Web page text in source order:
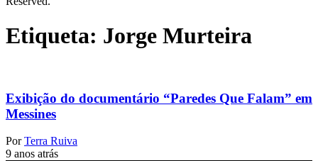
Etiqueta: Jorge Murteira
Exibição do documentário “Paredes Que Falam” em
Messines
Por Terra Ruiva
9 anos atrás